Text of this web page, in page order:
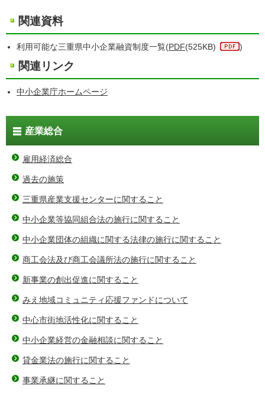
関連資料
利用可能な三重県中小企業融資制度一覧(PDF(525KB) )
関連リンク
中小企業庁ホームページ
産業総合
雇用経済総合
過去の施策
三重県産業支援センターに関すること
中小企業等協同組合法の施行に関すること
中小企業団体の組織に関する法律の施行に関すること
商工会法及び商工会議所法の施行に関すること
新事業の創出促進に関すること
みえ地域コミュニティ応援ファンドについて
中心市街地活性化に関すること
中小企業経営の金融相談に関すること
貸金業法の施行に関すること
事業承継に関すること